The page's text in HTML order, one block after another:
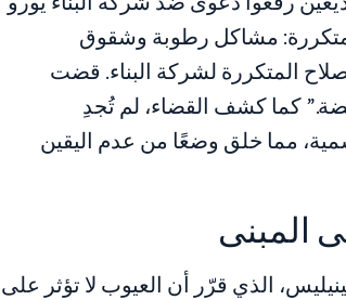
متكررة: مشاكل رطوبة وشقوق
المتكررة لشركة البناء. قضت
كما كشف القضاء، لم تُجدِ
مما خلق وضعًا من عدم اليقين
المبنى
الذي قرّر أن العيوب لا تؤثر على